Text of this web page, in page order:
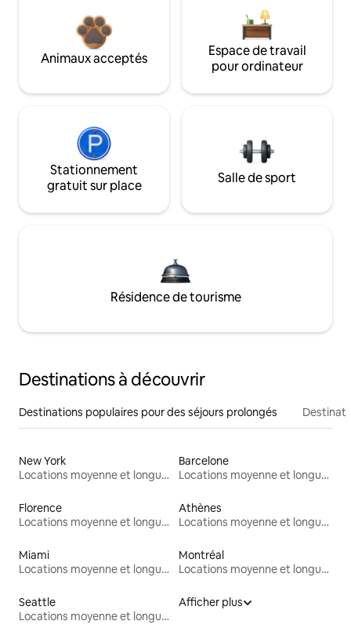
Animaux acceptés
Espace de travail
pour ordinateur
Stationnement
gratuit sur place
Salle de sport
Résidence de tourisme
Destinations à découvrir
Destinations populaires pour des séjours prolongés
New York
Locations moyenne et longue durée
Barcelone
Locations moyenne et longue durée
Florence
Locations moyenne et longue durée
Athènes
Locations moyenne et longue durée
Miami
Locations moyenne et longue durée
Montréal
Locations moyenne et longue durée
Seattle
Locations moyenne et longue durée
Afficher plus